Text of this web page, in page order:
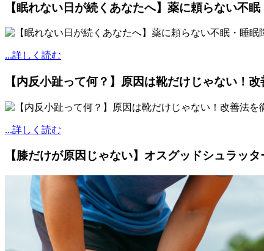
【眠れない日が続くあなたへ】薬に頼らない不
...詳しく読む
【内反小趾って何？】原因は靴だけじゃない！
...詳しく読む
【膝だけが原因じゃない】オスグッドシュラッ